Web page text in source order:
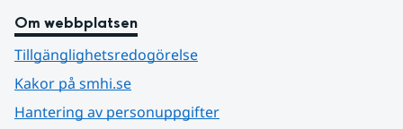
Om webbplatsen
Tillgänglighetsredogörelse
Kakor på smhi.se
Hantering av personuppgifter